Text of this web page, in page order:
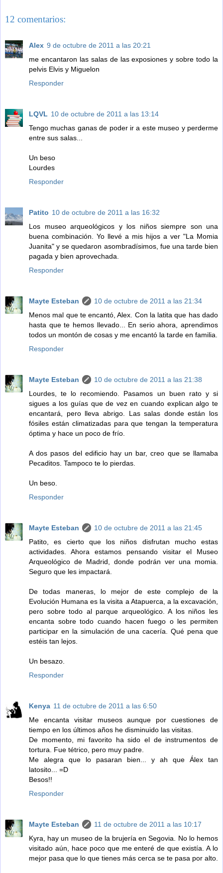
12 comentarios:
Alex 9 de octubre de 2011 a las 20:21
me encantaron las salas de las exposiones y sobre todo la
pelvis Elvis y Miguelon
Responder
LQVL 10 de octubre de 2011 a las 13:14
Tengo muchas ganas de poder ir a este museo y perderme
entre sus salas...
Un beso
Lourdes
Responder
Patito 10 de octubre de 2011 a las 16:32
Los museo arqueológicos y los niños siempre son una
buena combinación. Yo llevé a mis hijos a ver "La Momia
Juanita" y se quedaron asombradísimos, fue una tarde bien
pagada y bien aprovechada.
Responder
Mayte Esteban
10 de octubre de 2011 a las 21:34
Menos mal que te encantó, Alex. Con la latita que has dado
hasta que te hemos llevado... En serio ahora, aprendimos
todos un montón de cosas y me encantó la tarde en familia.
Responder
Mayte Esteban
10 de octubre de 2011 a las 21:38
Lourdes, te lo recomiendo. Pasamos un buen rato y si
sigues a los guías que de vez en cuando explican algo te
encantará, pero lleva abrigo. Las salas donde están los
fósiles están climatizadas para que tengan la temperatura
óptima y hace un poco de frío.
A dos pasos del edificio hay un bar, creo que se llamaba
Pecaditos. Tampoco te lo pierdas.
Un beso.
Responder
Mayte Esteban
10 de octubre de 2011 a las 21:45
Patito, es cierto que los niños disfrutan mucho estas
actividades. Ahora estamos pensando visitar el Museo
Arqueológico de Madrid, donde podrán ver una momia.
Seguro que les impactará.
De todas maneras, lo mejor de este complejo de la
Evolución Humana es la visita a Atapuerca, a la excavación,
pero sobre todo al parque arqueológico. A los niños les
encanta sobre todo cuando hacen fuego o les permiten
participar en la simulación de una cacería. Qué pena que
estéis tan lejos.
Un besazo.
Responder
Kenya 11 de octubre de 2011 a las 6:50
Me encanta visitar museos aunque por cuestiones de
tiempo en los últimos años he disminuido las visitas.
De momento, mi favorito ha sido el de instrumentos de
tortura. Fue tétrico, pero muy padre.
Me alegra que lo pasaran bien... y ah que Álex tan
latosito... =D
Besos!!
Responder
Mayte Esteban
11 de octubre de 2011 a las 10:17
Kyra, hay un museo de la brujería en Segovia. No lo hemos
visitado aún, hace poco que me enteré de que existía. A lo
mejor pasa que lo que tienes más cerca se te pasa por alto.